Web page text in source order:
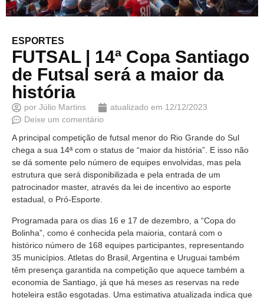
ESPORTES
FUTSAL | 14ª Copa Santiago
de Futsal será a maior da
história
por Júlio Martins atualizado em 12/12/2023
Deixe um comentário
A principal competição de futsal menor do Rio Grande do Sul
chega a sua 14ª com o status de “maior da história”. E isso não
se dá somente pelo número de equipes envolvidas, mas pela
estrutura que será disponibilizada e pela entrada de um
patrocinador master, através da lei de incentivo ao esporte
estadual, o Pró-Esporte.
Programada para os dias 16 e 17 de dezembro, a “Copa do
Bolinha”, como é conhecida pela maioria, contará com o
histórico número de 168 equipes participantes, representando
35 municípios. Atletas do Brasil, Argentina e Uruguai também
têm presença garantida na competição que aquece também a
economia de Santiago, já que há meses as reservas na rede
hoteleira estão esgotadas. Uma estimativa atualizada indica que